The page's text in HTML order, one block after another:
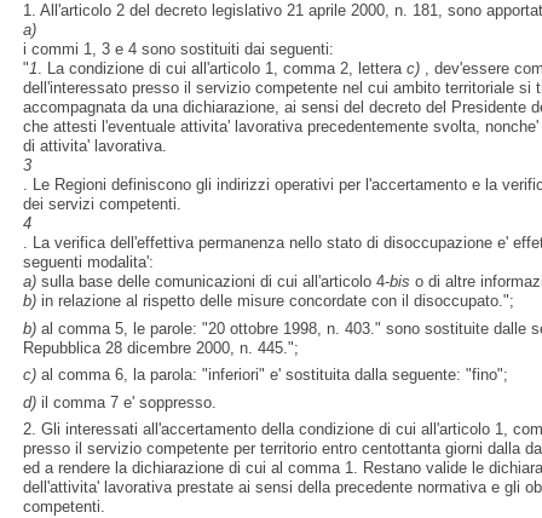
1. All'articolo 2 del decreto legislativo 21 aprile 2000, n. 181, sono
a)
i commi 1, 3 e 4 sono sostituiti dai seguenti:
"1. La condizione di cui all'articolo 1, comma 2, lettera c) , dev'essere
dell'interessato presso il servizio competente nel cui ambito territoriale si
accompagnata da una dichiarazione, ai sensi del decreto del Presidente
che attesti l'eventuale attivita' lavorativa precedentemente svolta,
di attivita' lavorativa.
3
. Le Regioni definiscono gli indirizzi operativi per l'accertamento e la
dei servizi competenti.
4
. La verifica dell'effettiva permanenza nello stato di disoccupazione e'
seguenti modalita':
a) sulla base delle comunicazioni di cui all'articolo 4-bis o di altre
b) in relazione al rispetto delle misure concordate con il disoccupato.";
b) al comma 5, le parole: "20 ottobre 1998, n. 403." sono sostituite dalle
Repubblica 28 dicembre 2000, n. 445.";
c) al comma 6, la parola: "inferiori" e' sostituita dalla seguente: "fino";
d) il comma 7 e' soppresso.
2. Gli interessati all'accertamento della condizione di cui all'articolo 1,
presso il servizio competente per territorio entro centottanta giorni dalla
ed a rendere la dichiarazione di cui al comma 1. Restano valide le
dell'attivita' lavorativa prestate ai sensi della precedente normativa e gli
competenti.